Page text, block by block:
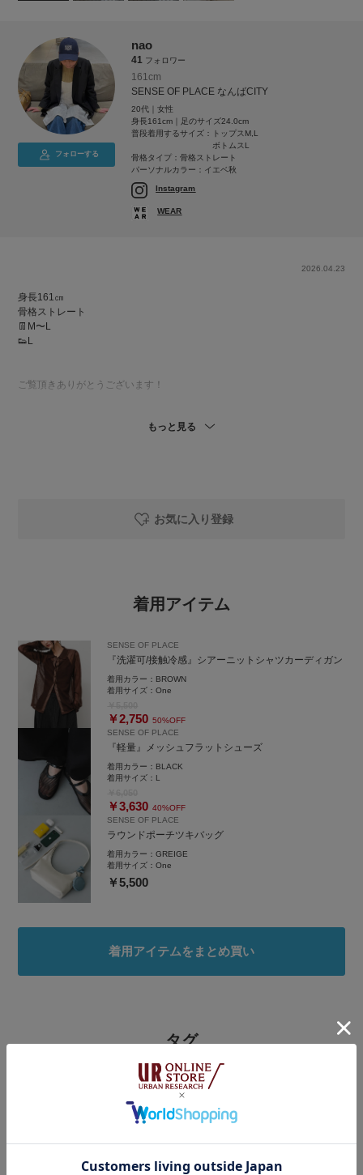
フォローする
nao
41 フォロワー
161cm
SENSE OF PLACE なんばCITY
20代｜女性
身長161cm｜足のサイズ24.0cm
普段着用するサイズ：
トップスM,L
ボトムスL
骨格タイプ：骨格ストレート
パーソナルカラー：イエベ秋
Instagram
WEAR
2026.04.23
身長161㎝
骨格ストレート
👖M〜L
👟L
ご覧頂きありがとうございます！
もっと見る
お気に入り登録
着用アイテム
SENSE OF PLACE
『洗濯可/接触冷感』シアーニットシャツカーディガン
着用カラー： BROWN
着用サイズ：One
￥2,750 50%OFF
SENSE OF PLACE
『軽量』メッシュフラットシューズ
着用カラー： BLACK
着用サイズ： L
￥3,630 40%OFF
SENSE OF PLACE
ラウンドポーチツキバッグ
着用カラー：GREIGE
着用サイズ：One
￥5,500
着用アイテムをまとめ買い
タグ
#帰省コーデ #やや暑い
#センスオブプレイス